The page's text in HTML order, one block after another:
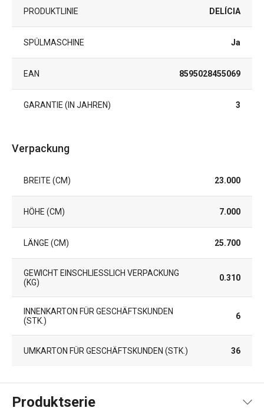
PRODUKTLINIE DELÍCIA
SPÜLMASCHINE Ja
EAN 8595028455069
GARANTIE (IN JAHREN) 3
Verpackung
BREITE (CM) 23.000
HÖHE (CM) 7.000
LÄNGE (CM) 25.700
GEWICHT EINSCHLIESSLICH VERPACKUNG (
KG)
0.310
INNENKARTON FÜR GESCHÄFTSKUNDEN
(STK.)
6
UMKARTON FÜR GESCHÄFTSKUNDEN (STK.) 36
Produktserie